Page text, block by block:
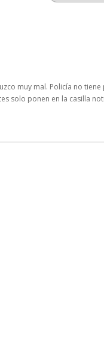
muy mal. Policía no tiene
solo ponen en la casilla